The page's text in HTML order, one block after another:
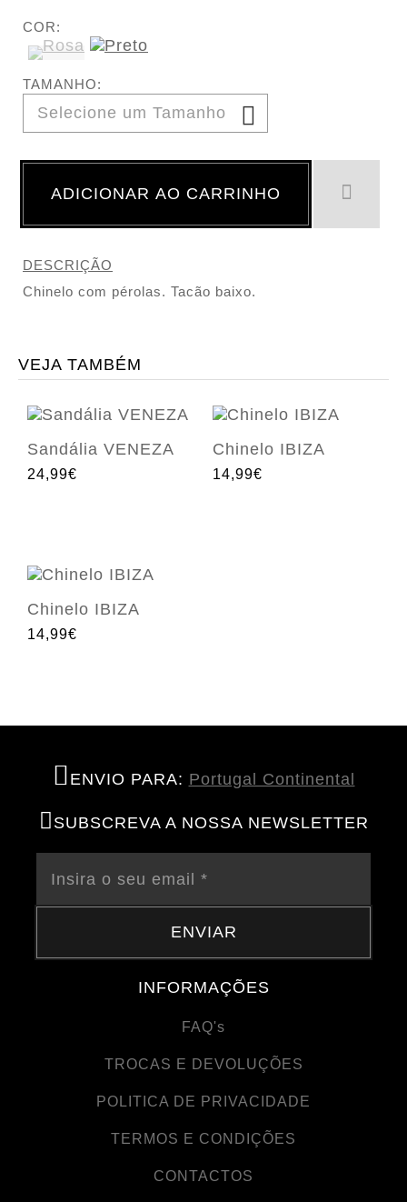
COR:
TAMANHO:
ADICIONAR AO CARRINHO
DESCRIÇÃO
Chinelo com pérolas. Tacão baixo.
VEJA TAMBÉM
Sandália VENEZA
24,99€
Chinelo IBIZA
14,99€
Chinelo IBIZA
14,99€
ENVIO PARA: Portugal Continental
SUBSCREVA A NOSSA NEWSLETTER
ENVIAR
INFORMAÇÕES
FAQ's
TROCAS E DEVOLUÇÕES
POLITICA DE PRIVACIDADE
TERMOS E CONDIÇÕES
CONTACTOS